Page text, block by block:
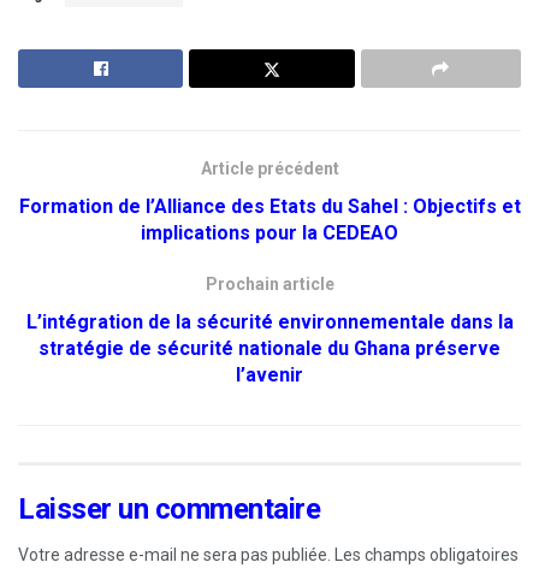
Article précédent
Formation de l’Alliance des Etats du Sahel : Objectifs et
implications pour la CEDEAO
Prochain article
L’intégration de la sécurité environnementale dans la
stratégie de sécurité nationale du Ghana préserve
l’avenir
Laisser un commentaire
Votre adresse e-mail ne sera pas publiée.
Les champs obligatoires